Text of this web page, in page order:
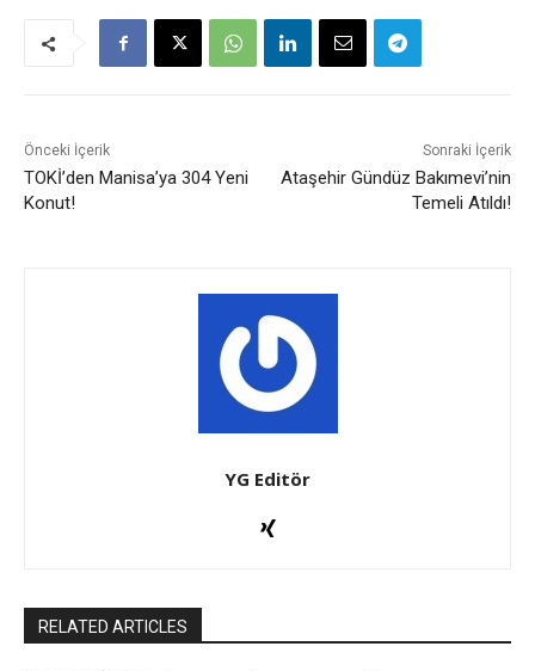
Önceki İçerik
TOKİ’den Manisa’ya 304 Yeni
Konut!
Sonraki İçerik
Ataşehir Gündüz Bakımevi’nin
Temeli Atıldı!
YG Editör
RELATED ARTICLES